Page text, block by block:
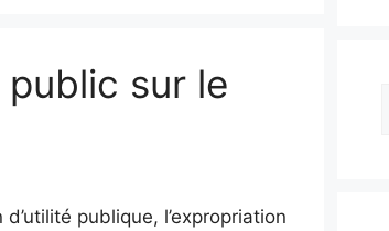
sur le
publique, l’expropriation